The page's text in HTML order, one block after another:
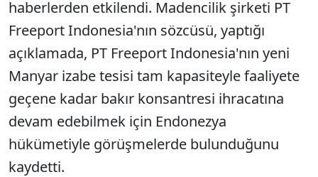
haberlerden etkilendi. Madencilik şirketi PT
Freeport Indonesia'nın sözcüsü, yaptığı
açıklamada, PT Freeport Indonesia'nın yeni
Manyar izabe tesisi tam kapasiteyle faaliyete
geçene kadar bakır konsantresi ihracatına
devam edebilmek için Endonezya
hükümetiyle görüşmelerde bulunduğunu
kaydetti.